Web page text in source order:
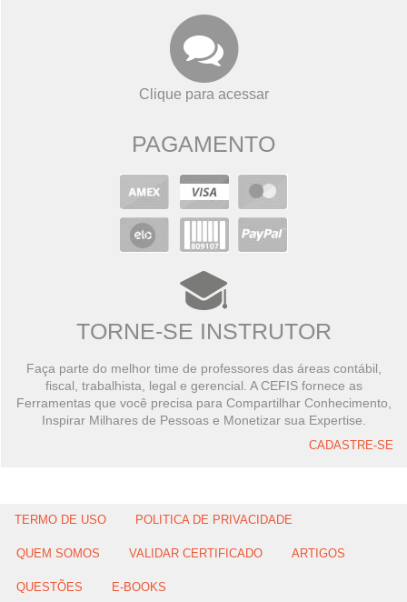
Clique para acessar
PAGAMENTO
TORNE-SE INSTRUTOR
Faça parte do melhor time de professores das áreas contábil,
fiscal, trabalhista, legal e gerencial. A CEFIS fornece as
Ferramentas que você precisa para Compartilhar Conhecimento,
Inspirar Milhares de Pessoas e Monetizar sua Expertise.
CADASTRE-SE
TERMO DE USO POLITICA DE PRIVACIDADE
QUEM SOMOS VALIDAR CERTIFICADO ARTIGOS
QUESTÕES E-BOOKS